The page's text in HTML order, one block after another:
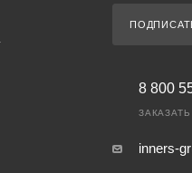
8 800
inners-